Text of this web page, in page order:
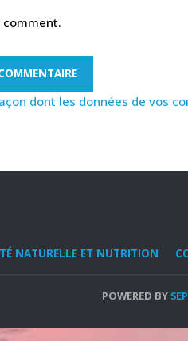
comment.
dont les données de vos
NATURELLE ET NUTRITION
POWERED BY